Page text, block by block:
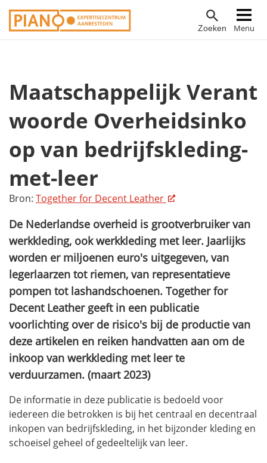
Overslaan
en
gaan
Zoeken Menu
Hoofdnavigatie
Maatschappelijk Verant
woorde Overheidsinko
op van bedrijfskleding-
met-leer
Bron: Together for Decent Leather
De Nederlandse overheid is grootverbruiker van
werkkleding, ook werkkleding met leer. Jaarlijks
worden er miljoenen euro's uitgegeven, van
legerlaarzen tot riemen, van representatieve
pompen tot lashandschoenen. Together for
Decent Leathergeeft in een publicatie
voorlichting over de risico's bij de productie van
deze artikelen en reiken handvatten aan om de
inkoop van werkkleding met leer te
verduurzamen. (maart 2023)
De informatie in deze publicatie is bedoeld voor
iedereen die betrokken is bij het centraal en decentraal
inkopen van bedrijfskleding, in het bijzonder kleding en
schoeisel geheel of gedeeltelijk van leer.